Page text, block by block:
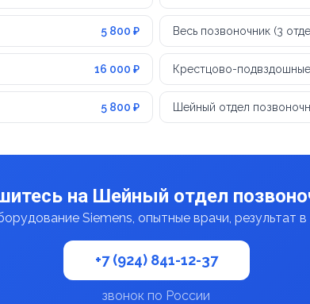
5 800 ₽ Весь позвоночник (3
16 000 ₽ Крестцово-
5 800 ₽ Шейный отдел
на Шейный отдел
Siemens, опытные врачи, результат
+7 (924) 841-12-37
звонок по России